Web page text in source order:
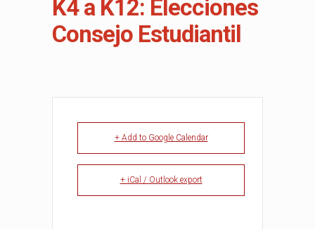
K4 a K12: Elecciones
Consejo Estudiantil
+ Add to Google Calendar
+ iCal / Outlook export